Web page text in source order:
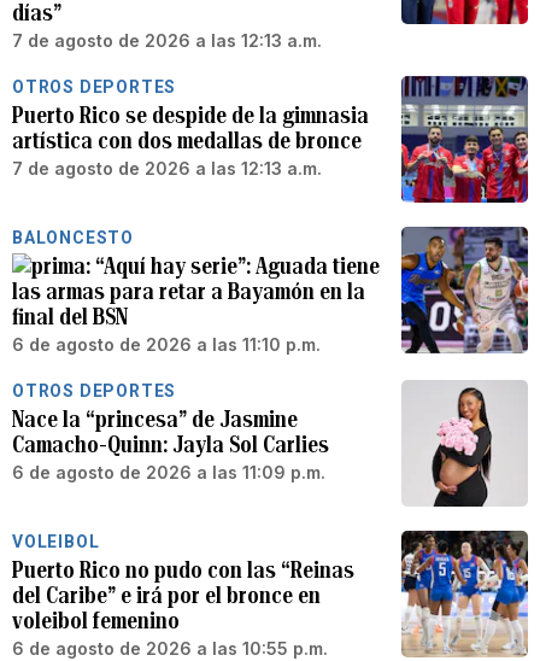
días”
7 de agosto de 2026 a las 12:13 a.m.
OTROS DEPORTES
Puerto Rico se despide de la gimnasia
artística con dos medallas de bronce
7 de agosto de 2026 a las 12:13 a.m.
BALONCESTO
“Aquí hay serie”: Aguada tiene
las armas para retar a Bayamón en la
final del BSN
6 de agosto de 2026 a las 11:10 p.m.
OTROS DEPORTES
Nace la “princesa” de Jasmine
Camacho-Quinn: Jayla Sol Carlies
6 de agosto de 2026 a las 11:09 p.m.
VOLEIBOL
Puerto Rico no pudo con las “Reinas
del Caribe” e irá por el bronce en
voleibol femenino
6 de agosto de 2026 a las 10:55 p.m.